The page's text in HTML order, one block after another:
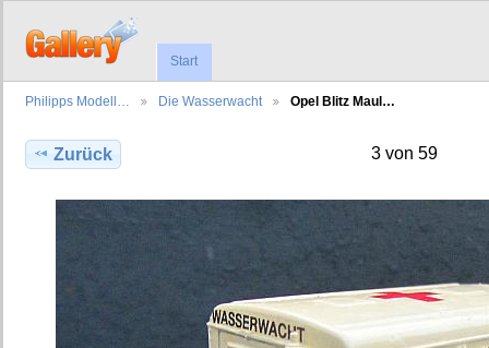
Start
Philipps Modell… Die Wasserwacht Opel Blitz Maul…
Zurück 3 von 59